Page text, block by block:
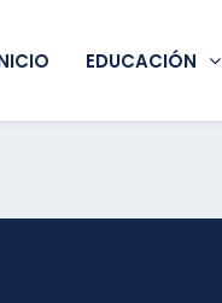
EDUCACIÓN